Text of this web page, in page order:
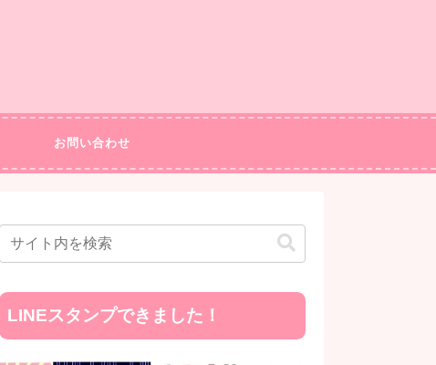
お問い合わせ
LINEスタンプできました！